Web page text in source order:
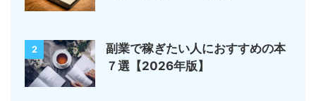
2
副業で稼ぎたい人におすすめの本
７選【2026年版】